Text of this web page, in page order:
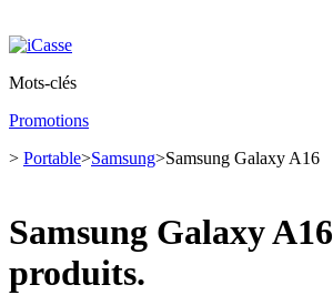
Mots-clés
Promotions
> Portable>Samsung>Samsung Galaxy A16
Samsung Galaxy A16
produits.